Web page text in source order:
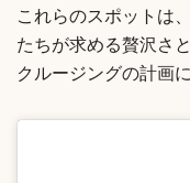
これらのスポットは
たちが求める贅沢さ
クルージングの計画